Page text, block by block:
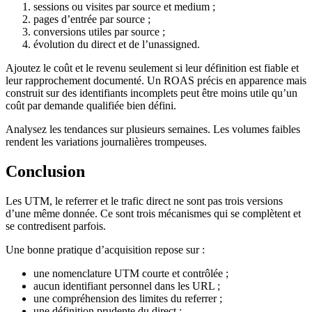
sessions ou visites par source et medium ;
pages d’entrée par source ;
conversions utiles par source ;
évolution du direct et de l’unassigned.
Ajoutez le coût et le revenu seulement si leur définition est fiable et
leur rapprochement documenté. Un ROAS précis en apparence mais
construit sur des identifiants incomplets peut être moins utile qu’un
coût par demande qualifiée bien défini.
Analysez les tendances sur plusieurs semaines. Les volumes faibles
rendent les variations journalières trompeuses.
Conclusion
Les UTM, le referrer et le trafic direct ne sont pas trois versions
d’une même donnée. Ce sont trois mécanismes qui se complètent et
se contredisent parfois.
Une bonne pratique d’acquisition repose sur :
une nomenclature UTM courte et contrôlée ;
aucun identifiant personnel dans les URL ;
une compréhension des limites du referrer ;